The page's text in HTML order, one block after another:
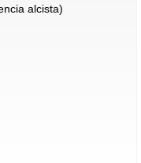
alcista)